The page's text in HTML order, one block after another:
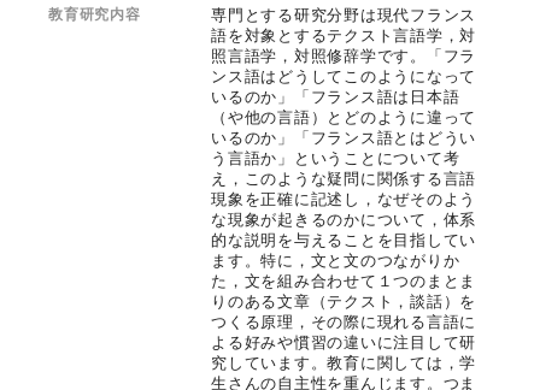
教育研究内容
専門とする研究分野は現代フランス
語を対象とするテクスト言語学，対
照言語学，対照修辞学です。「フラ
ンス語はどうしてこのようになって
いるのか」「フランス語は日本語
（や他の言語）とどのように違って
いるのか」「フランス語とはどうい
う言語か」ということについて考
え，このような疑問に関係する言語
現象を正確に記述し，なぜそのよう
な現象が起きるのかについて，体系
的な説明を与えることを目指してい
ます。特に，文と文のつながりか
た，文を組み合わせて１つのまとま
りのある文章（テクスト，談話）を
つくる原理，その際に現れる言語に
よる好みや慣習の違いに注目して研
究しています。教育に関しては，学
生さんの自主性を重んじます。つま